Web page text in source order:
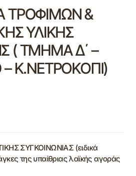
ΤΡΟΦΙΜΩΝ &
ΥΛΙΚΗΣ
( ΤΜΗΜΑ Δ΄ –
Κ.ΝΕΤΡΟΚΟΠΙ)
ΣΥΓΚΟΙΝΩΝΙΑΣ (ειδικά
της υπαίθριας λαϊκής αγοράς